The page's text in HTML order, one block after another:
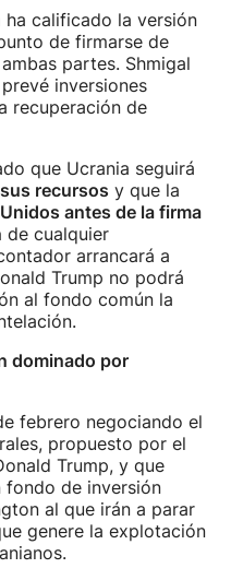
calificado la versión
de firmarse de
partes. Shmigal
inversiones
recuperación de
que Ucrania seguirá
recursos y que la
antes de la firma
de cualquier
arrancará a
Trump no podrá
al fondo común la
dominado por
febrero negociando el
propuesto por el
Trump, y que
fondo de inversión
al que irán a parar
genere la explotación